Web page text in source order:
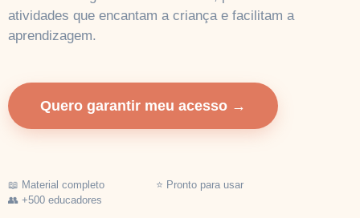
atividades que encantam a criança e facilitam a
aprendizagem.
Quero garantir meu acesso →
📖 Material completo ⭐ Pronto para usar
👥 +500 educadores